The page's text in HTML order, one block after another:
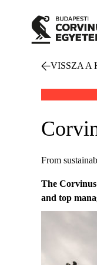
VISSZA A
From
The
and top